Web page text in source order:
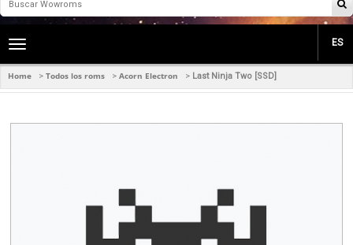
Toggle
navigation
ES
Home > Todos los roms > Acorn Electron > Last Ninja Two [SSD]